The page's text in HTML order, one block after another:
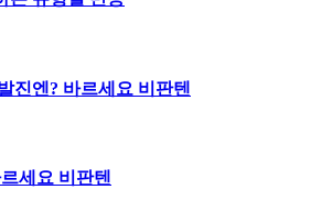
진엔? 바르세요 비판텐
세요 비판텐